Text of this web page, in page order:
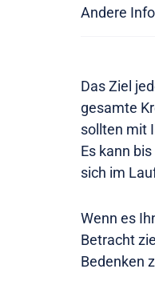
Andere
Das Ziel
gesamte
sollten mit
Es kann
sich im
Wenn es
Betracht
Bedenken